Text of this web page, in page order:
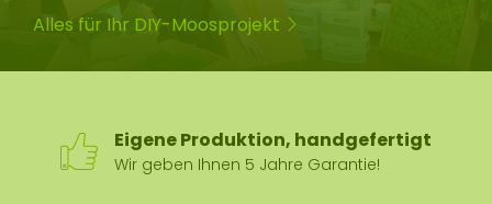
Alles für Ihr DIY-Moosprojekt
Eigene Produktion, handgefertigt
Wir geben Ihnen 5 Jahre Garantie!